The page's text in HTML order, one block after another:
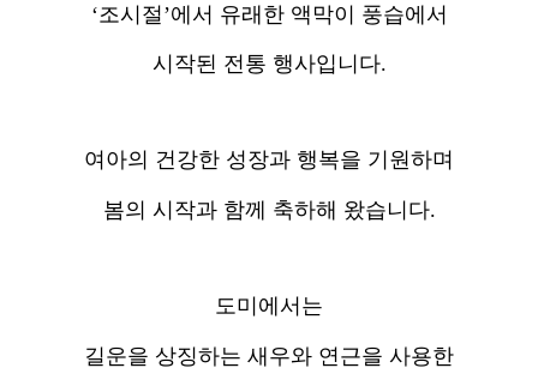
‘조시절’에서 유래한 액막이 풍습에서
시작된 전통 행사입니다.
여아의 건강한 성장과 행복을 기원하며
봄의 시작과 함께 축하해 왔습니다.
도미에서는
길운을 상징하는 새우와 연근을 사용한